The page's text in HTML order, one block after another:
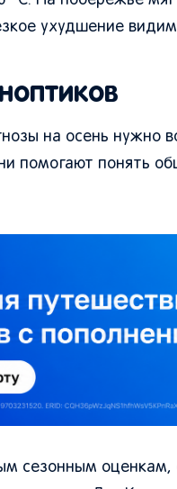
ухудшение
на осень нужно
помогают понять
сезонным оценкам,